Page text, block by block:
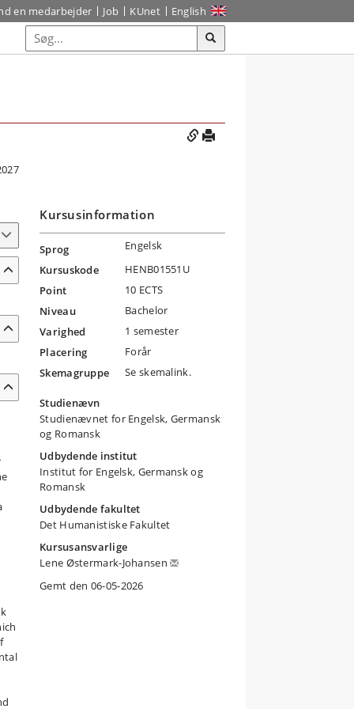
en medarbejder Job KUnet English
Kursusinformation
Sprog
Engelsk
Kursuskode
HENB01551U
Point
10 ECTS
Niveau
Bachelor
Varighed
1 semester
Placering
Forår
Skemagruppe
Se skemalink.
Studienævn
Studienævnet for Engelsk, Germansk
og Romansk
Udbydende institut
Institut for Engelsk, Germansk og
Romansk
Udbydende fakultet
Det Humanistiske Fakultet
Kursusansvarlige
Lene Østermark-Johansen
Gemt den 06-05-2026